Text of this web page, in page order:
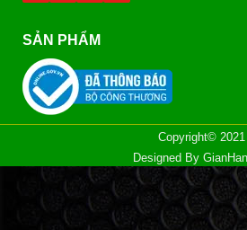
SẢN PHẨM
Copyright© 2021
Designed By